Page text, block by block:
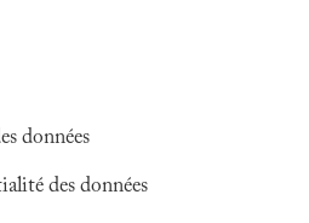
données
des données